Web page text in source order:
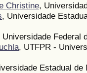
Christine,
, Universidade
Universidade Federal
, UTFPR -
Estadual de